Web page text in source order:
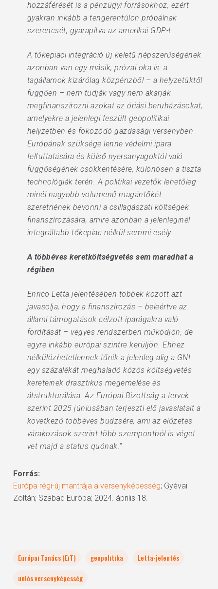
hozzáférését is a pénzügyi forrásokhoz, ezért
gyakran inkább a tengerentúlon próbálnak
szerencsét, gyarapítva az amerikai GDP-t.
A tőkepiaci integráció új keletű népszerűségének
azonban van egy másik, prózai oka is: a
tagállamok kizárólag közpénzből – a helyzetüktől
függően – nem tudják vagy nem akarják
megfinanszírozni azokat az óriási beruházásokat,
amelyekre a jelenlegi feszült geopolitikai
helyzetben és fokozódó gazdasági versenyben
Európának szüksége lenne védelmi ipara
felfuttatására és külső nyersanyagoktól való
függőségének csökkentésére, különösen a tiszta
technológiák terén. A politikai vezetők lehetőleg
minél nagyobb volumenű magántőkét
szeretnének bevonni a csillagászati költségek
finanszírozására, amire azonban a jelenleginél
integráltabb tőkepiac nélkül semmi esély.
A többéves keretköltségvetés sem maradhat a
régiben
Enrico Letta jelentésében többek között azt
javasolja, hogy a finanszírozás – beleértve az
állami támogatások célzott iparágakra való
fordítását – vegyes rendszerben működjön, de
egyre inkább európai szintre kerüljön. Ehhez
nélkülözhetetlennek tűnik a jelenleg alig a GNI
egy százalékát meghaladó közös költségvetés
kereteinek drasztikus megemelése és
átstrukturálása. Az Európai Bizottság a tervek
szerint 2025 júniusában terjeszti elő javaslatait a
következő többéves büdzsére, ami az előzetes
várakozások szerint több szempontból is véget
vet majd a status quónak.”
Forrás:
Európa régi-új mantrája a versenyképesség; Gyévai
Zoltán; Szabad Európa; 2024. április 18.
Európai Tanács (EiT) geopolitika
Letta-jelentés
uniós versenyképesség